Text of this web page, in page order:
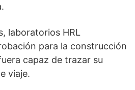
laboratorios HRL
para la construcción
capaz de trazar su
viaje.